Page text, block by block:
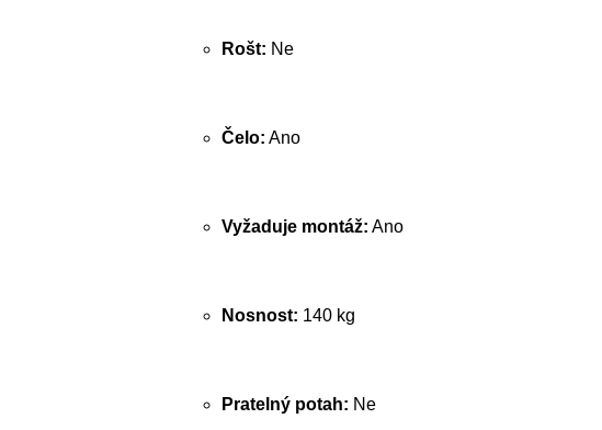
Rošt: Ne
Čelo: Ano
Vyžaduje montáž: Ano
Nosnost: 140 kg
Pratelný potah: Ne